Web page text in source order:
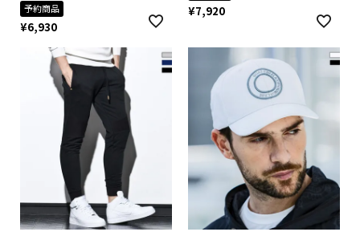
予約商品
¥6,930
¥7,920